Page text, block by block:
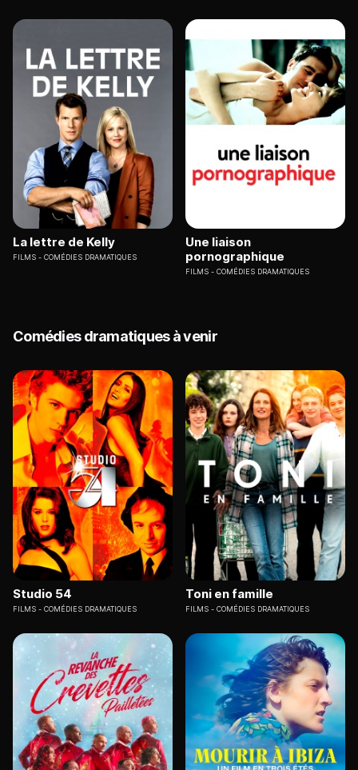
La lettre de Kelly
FILMS COMÉDIES DRAMATIQUES
Une liaison
pornographique
FILMS COMÉDIES DRAMATIQUES
Comédies dramatiques à venir
Studio 54
FILMS COMÉDIES DRAMATIQUES
Toni en famille
FILMS COMÉDIES DRAMATIQUES